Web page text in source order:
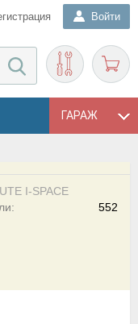
Войти
ГАРАЖ
I-SPACE
552